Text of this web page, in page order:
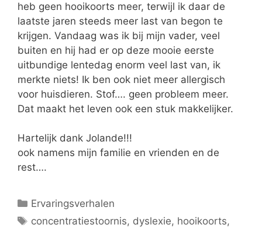
heb geen hooikoorts meer, terwijl ik daar de
laatste jaren steeds meer last van begon te
krijgen. Vandaag was ik bij mijn vader, veel
buiten en hij had er op deze mooie eerste
uitbundige lentedag enorm veel last van, ik
merkte niets! Ik ben ook niet meer allergisch
voor huisdieren. Stof…. geen probleem meer.
Dat maakt het leven ook een stuk makkelijker.
Hartelijk dank Jolande!!!
ook namens mijn familie en vrienden en de
rest….
Categorieën
Ervaringsverhalen
Tags
concentratiestoornis, dyslexie, hooikoorts,